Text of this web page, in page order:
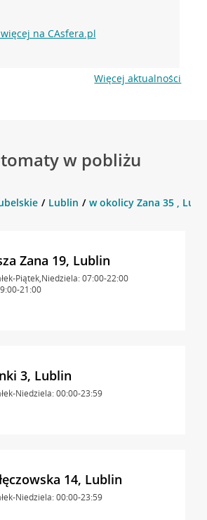
na CAsfera.pl
Więcej aktualności
w pobliżu
Lublin w okolicy Zana 35 ,
Zana 19, Lublin
Piątek,Niedziela: 07:00-22:00
21:00
3, Lublin
Niedziela: 00:00-23:59
14, Lublin
Niedziela: 00:00-23:59